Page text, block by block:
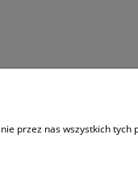
i krwotoków.
przez nas wszystkich tych